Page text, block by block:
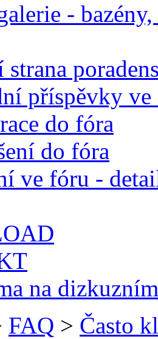
- bazény,
příspěvky
do fóra
do fóra
ve fóru -
na
FAQ > Často